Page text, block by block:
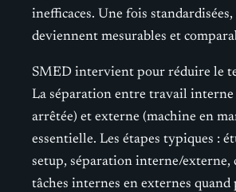
inefficaces. Une fois standardisées,
deviennent mesurables et
SMED intervient pour réduire le
La séparation entre travail interne
arrêtée) et externe (machine en
essentielle. Les étapes typiques :
setup, séparation interne/externe,
tâches internes en externes quand